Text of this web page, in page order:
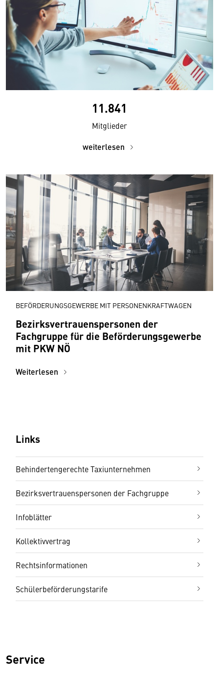
11.841
Mitglieder
weiterlesen
BEFÖRDERUNGSGEWERBE MIT PERSONENKRAFTWAGEN
Bezirksvertrauenspersonen der
Fachgruppe für die Beförderungsgewerbe
mit PKW NÖ
Weiterlesen
Links
Behindertengerechte Taxiunternehmen
Bezirksvertrauenspersonen der Fachgruppe
Infoblätter
Kollektivvertrag
Rechtsinformationen
Schülerbeförderungstarife
Service